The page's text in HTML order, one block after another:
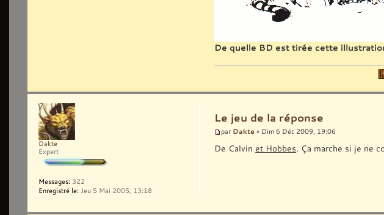
De quelle BD est tirée cette
Le jeu de la réponse
par Dakte » Dim 6 Déc 2009, 19:06
De Calvin et Hobbes. Ça marche si je ne
Dakte
Expert
Messages: 322
Enregistré le: Jeu 5 Mai 2005, 13:18